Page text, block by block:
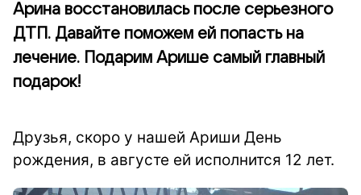
Арина восстановилась после серьезного
ДТП. Давайте поможем ей попасть на
лечение. Подарим Арише самый главный
подарок!
Друзья, скоро у нашей Ариши День
рождения, в августе ей исполнится 12 лет.